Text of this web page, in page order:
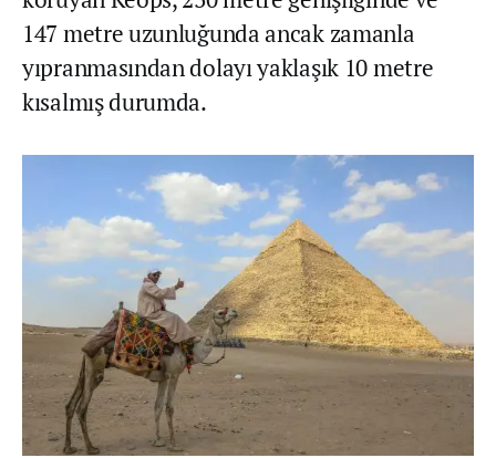
147 metre uzunluğunda ancak zamanla
yıpranmasından dolayı yaklaşık 10 metre
kısalmış durumda.